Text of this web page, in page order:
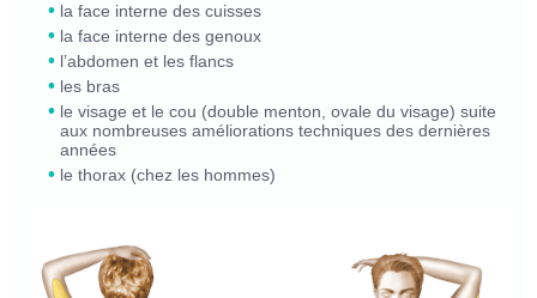
la face interne des cuisses
la face interne des genoux
l’abdomen et les flancs
les bras
le visage et le cou (double menton, ovale du visage) suite
aux nombreuses améliorations techniques des dernières
années
le thorax (chez les hommes)